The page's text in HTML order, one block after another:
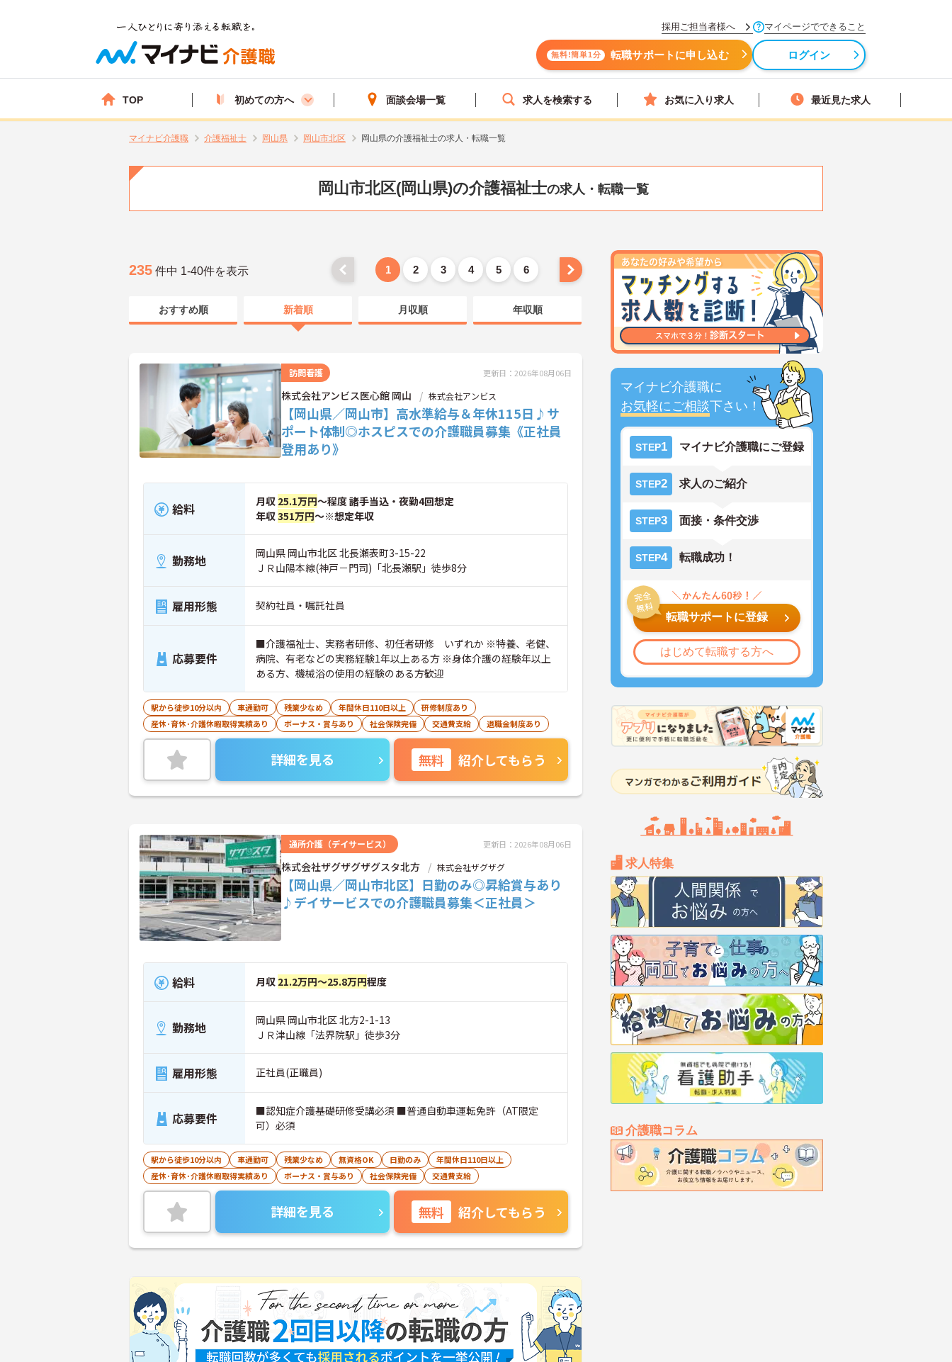
採用ご担当者様へ マイページでできること
無料!簡単1分 転職サポートに申し込む ログイン
TOP 初めての方へ 面談会場一覧 求人を検索する お気に入り求人 最近見た求人
マイナビ介護職 介護福祉士 岡山県 岡山市北区 岡山県の介護福祉士の求人・転職一覧
岡山市北区(岡山県)の介護福祉士の求人・転職一覧
マイナビ介護職に
お気軽にご相談下さい！
STEP1 マイナビ介護職にご登録
STEP2 求人のご紹介
STEP3 面接・条件交渉
STEP4 転職成功！
転職サポートに登録
はじめて転職する方へ
求人特集
介護職コラム
235 件中 1-40件を表示 1 2 3 4 5 6
おすすめ順 新着順 月収順 年収順
訪問看護 更新日：2026年08月06日
株式会社アンビス医心館 岡山 株式会社アンビス
【岡山県／岡山市】高水準給与＆年休115日♪サ
ポート体制◎ホスピスでの介護職員募集《正社員
登用あり》
給料 月収 25.1万円～程度 諸手当込・夜勤4回想定
年収351万円～※想定年収
勤務地
岡山県 岡山市北区 北長瀬表町3-15-22
ＪＲ山陽本線(神戸－門司)「北長瀬駅」徒歩8分
雇用形態 契約社員・嘱託社員
応募要件
■介護福祉士、実務者研修、初任者研修 いずれか ※特養、老健、
病院、有老などの実務経験1年以上ある方 ※身体介護の経験年以上
ある方、機械浴の使用の経験のある方歓迎
駅から徒歩10分以内 車通勤可 残業少なめ 年間休日110日以上
研修制度あり
産休･育休･介護休暇取得実績あり
ボーナス・賞与あり 社会保険完備 交通費支給 退職金制度あり
詳細を見る 無料 紹介してもらう
通所介護（デイサービス） 更新日：2026年08月06日
株式会社ザグザグザグスタ北方 株式会社ザグザグ
【岡山県／岡山市北区】日勤のみ◎昇給賞与あり
♪デイサービスでの介護職員募集＜正社員＞
給料 月収 21.2万円～25.8万円程度
勤務地
岡山県 岡山市北区 北方2-1-13
ＪＲ津山線「法界院駅」徒歩3分
雇用形態 正社員(正職員)
応募要件
■認知症介護基礎研修受講必須 ■普通自動車運転免許（AT限定
可）必須
駅から徒歩10分以内 車通勤可 残業少なめ 無資格OK 日勤のみ
年間休日110日以上
産休･育休･介護休暇取得実績あり
ボーナス・賞与あり 社会保険完備 交通費支給
詳細を見る 無料 紹介してもらう